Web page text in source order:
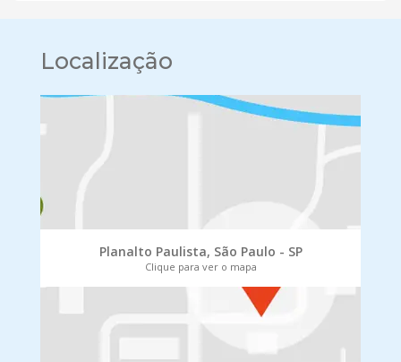
Localização
Planalto Paulista, São Paulo - SP
Clique para ver o mapa